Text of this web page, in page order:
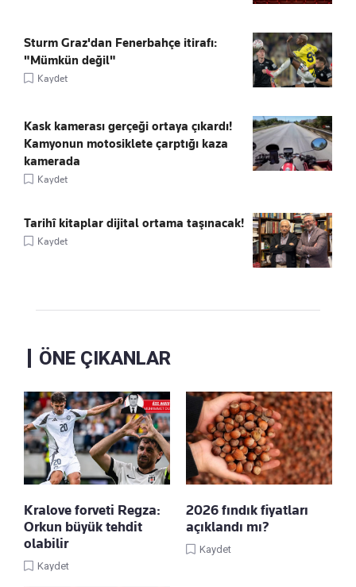
Sturm Graz'dan Fenerbahçe itirafı:
"Mümkün değil"
Kaydet
Kask kamerası gerçeği ortaya çıkardı!
Kamyonun motosiklete çarptığı kaza
kamerada
Kaydet
Tarihî kitaplar dijital ortama taşınacak!
Kaydet
ÖNE ÇIKANLAR
Kralove forveti Regza:
Orkun büyük tehdit
olabilir
Kaydet
2026 fındık fiyatları
açıklandı mı?
Kaydet